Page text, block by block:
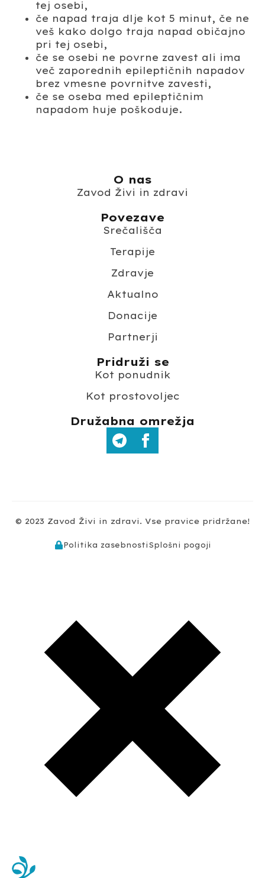
tej osebi,
če napad traja dlje kot 5 minut, če ne
veš kako dolgo traja napad običajno
pri tej osebi,
če se osebi ne povrne zavest ali ima
več zaporednih epileptičnih napadov
brez vmesne povrnitve zavesti,
če se oseba med epileptičnim
napadom huje poškoduje.
O nas
Zavod Živi in zdravi
Povezave
Srečališča
Terapije
Zdravje
Aktualno
Donacije
Partnerji
Pridruži se
Kot ponudnik
Kot prostovoljec
Družabna omrežja
© 2023 Zavod Živi in zdravi. Vse pravice pridržane!
Politika zasebnosti Splošni pogoji